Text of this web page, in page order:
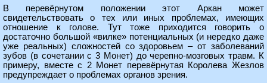
В перевёрнутом положении этот Аркан может
свидетельствовать о тех или иных проблемах, имеющих
отношение к голове. Тут тоже приходится говорить о
достаточно большой «вилке» потенциальных (и нередко даже
уже реальных) сложностей со здоровьем – от заболеваний
зубов (в сочетании с 3 Монет) до черепно-мозговых травм. К
примеру, вместе с 2 Монет перевёрнутая Королева Жезлов
предупреждает о проблемах органов зрения.